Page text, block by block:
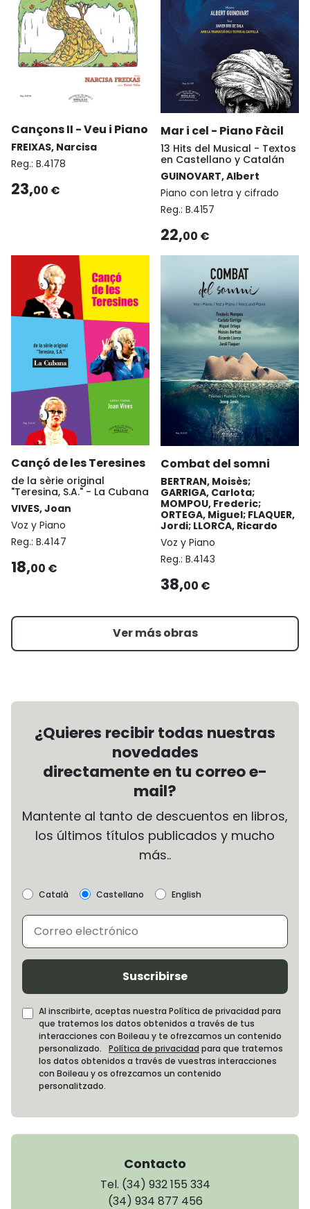
Cançons II - Veu i Piano
FREIXAS, Narcisa
Reg.: B.4178
23,00 €
Mar i cel - Piano Fàcil
13 Hits del Musical - Textos
en Castellano y Catalán
GUINOVART, Albert
Piano con letra y cifrado
Reg.: B.4157
22,00 €
Cançó de les Teresines
de la sèrie original
"Teresina, S.A." - La Cubana
VIVES, Joan
Voz y Piano
Reg.: B.4147
18,00 €
Combat del somni
BERTRAN, Moisès;
GARRIGA, Carlota;
MOMPOU, Frederic;
ORTEGA, Miguel; FLAQUER,
Jordi; LLORCA, Ricardo
Voz y Piano
Reg.: B.4143
38,00 €
Ver más obras
¿Quieres recibir todas nuestras
novedades
directamente en tu correo e-
mail?
Mantente al tanto de descuentos en libros,
los últimos títulos publicados y mucho
más..
Català Castellano English
Suscribirse
Al inscribirte, aceptas nuestra Política de privacidad para
que tratemos los datos obtenidos a través de tus
interacciones con Boileau y te ofrezcamos un contenido
personalizado. Política de privacidad para que tratemos
los datos obtenidos a través de vuestras interacciones
con Boileau y os ofrezcamos un contenido
personalitzado.
Contacto
Tel. (34) 932 155 334
(34) 934 877 456